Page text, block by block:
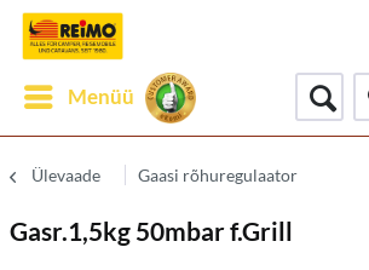
Menüü
Ülevaade Gaasi rõhuregulaator
Gasr.1,5kg 50mbar f.Grill